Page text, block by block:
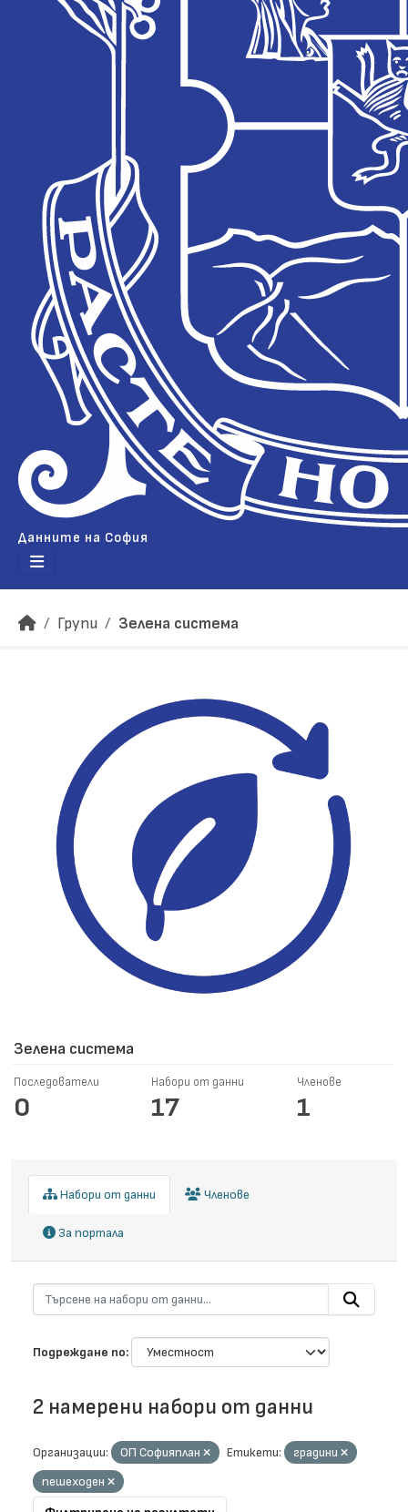
Данните на София
Групи Зелена система
Зелена система
Последователи
0
Набори от данни
17
Членове
1
Набори от данни Членове
За портала
Подреждане по
2 намерени набори от данни
Организации: ОП Софияплан Етикети:
градини
пешеходен